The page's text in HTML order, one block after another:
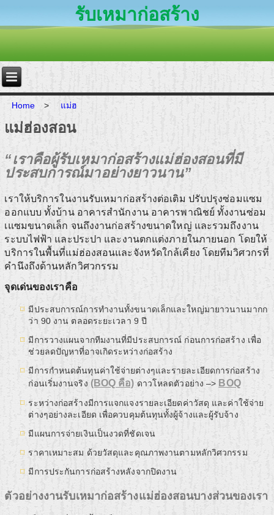
รับเหมาก่อสร้าง
Home > แม่ฮ
แม่ฮ่องสอน
“เราคือผู้รับเหมาก่อสร้างแม่ฮ่องสอนที่มี
ประสบการณ์มาอย่างยาวนาน”
เราให้บริการในงานรับเหมาก่อสร้างต่อเติม ปรับปรุงซ่อมแซม
ออกแบบ ทั้งบ้าน อาคารสำนักงาน อาคารพาณิชย์ ทั้งงานซ่อม
เแซมขนาดเล็ก จนถึงงานก่อสร้างขนาดใหญ่ และรวมถึงงาน
ระบบไฟฟ้า และประปา และงานตกแต่งภายในภายนอก โดยให้
บริการในพื้นที่แม่ฮ่องสอนและจังหวัดใกล้เคียง โดยทีมวิศวกรที่
คำนึงถึงด้านหลักวิศวกรรม
จุดเด่นของเราคือ
มีประสบการณ์การทำงานทั้งขนาดเล็กและใหญ่มายาวนานมากก
ว่า 90 งาน ตลอดระยะเวลา 9 ปี
มีการวางแผนจากทีมงานที่มีประสบการณ์ ก่อนการก่อสร้าง เพื่อ
ช่วยลดปัญหาที่อาจเกิดระหว่างก่อสร้าง
มีการกำหนดต้นทุนค่าใช้จ่ายต่างๆและรายละเอียดการก่อสร้าง
ก่อนเริ่มงานจริง (BOQ คือ) ดาวโหลดตัวอย่าง –> BOQ
ระหว่างก่อสร้างมีการแจกแจงรายละเอียดค่าวัสดุ และค่าใช้จ่าย
ต่างๆอย่างละเอียด เพื่อควบคุมต้นทุนทั้งผู้จ้างและผู้รับจ้าง
มีแผนการจ่ายเงินเป็นงวดที่ชัดเจน
ราคาเหมาะสม ด้วยวัสดุและคุณภาพงานตามหลักวิศวกรรม
มีการประกันการก่อสร้างหลังจากปิดงาน
ตัวอย่างงานรับเหมาก่อสร้างแม่ฮ่องสอนบางส่วนของเรา